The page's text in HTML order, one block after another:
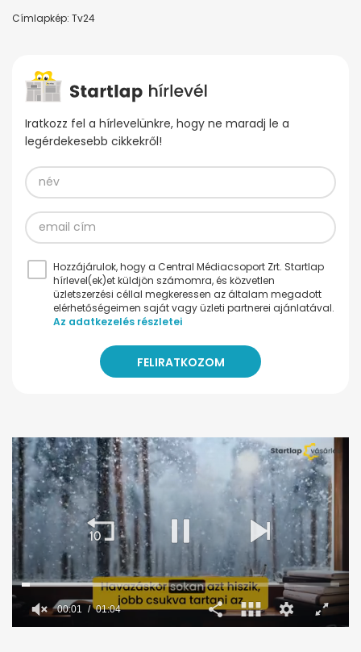
Címlapkép: Tv24
Iratkozz fel a hírlevelünkre, hogy ne maradj le a
legérdekesebb cikkekről!
Hozzájárulok, hogy a Central Médiacsoport Zrt. Startlap
hírlevel(ek)et küldjön számomra, és közvetlen
üzletszerzési céllal megkeressen az általam megadott
elérhetőségeimen saját vagy üzleti partnerei ajánlatával.
Az adatkezelés részletei
00:02 01:04